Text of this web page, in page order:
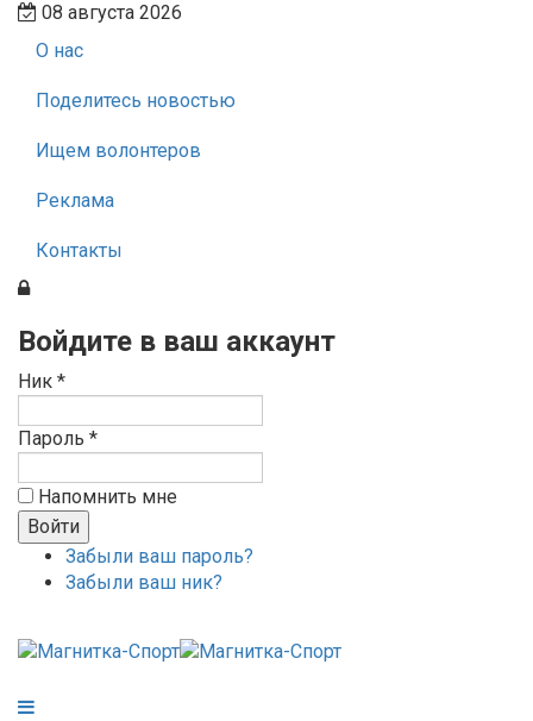
08 августа 2026
О нас
Поделитесь новостью
Ищем волонтеров
Реклама
Контакты
Войдите в ваш аккаунт
Ник *
Пароль *
Напомнить мне
Забыли ваш пароль?
Забыли ваш ник?